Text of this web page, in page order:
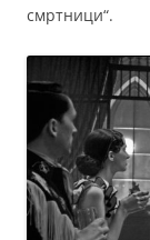
смртници“.